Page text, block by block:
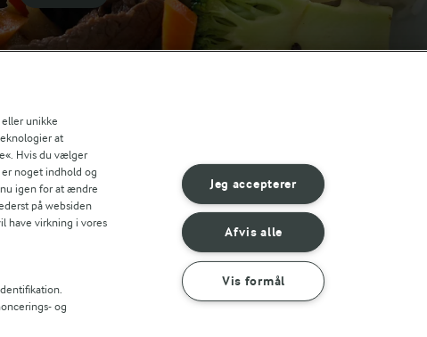
RELATEREDE KATEGORIER
OKSEKØD
unikke
at
Hvis du vælger
noget indhold og
igen for at ændre
på websiden
have virkning i vores
og
Jeg accepterer
Afvis alle
Vis formål